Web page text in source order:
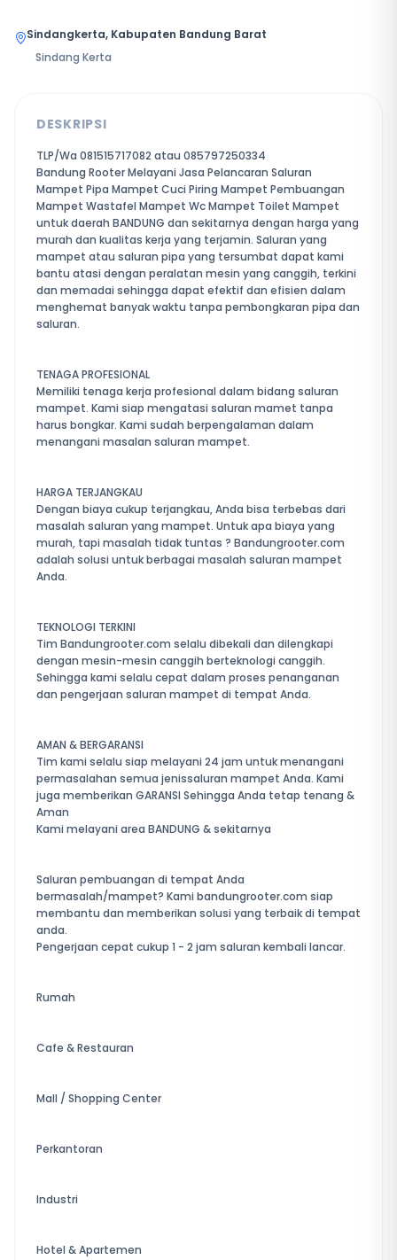
Sindangkerta, Kabupaten Bandung Barat
Sindang Kerta
DESKRIPSI
TLP/Wa 081515717082 atau 085797250334
Bandung Rooter Melayani Jasa Pelancaran Saluran
Mampet Pipa Mampet Cuci Piring Mampet Pembuangan
Mampet Wastafel Mampet Wc Mampet Toilet Mampet
untuk daerah BANDUNG dan sekitarnya dengan harga yang
murah dan kualitas kerja yang terjamin. Saluran yang
mampet atau saluran pipa yang tersumbat dapat kami
bantu atasi dengan peralatan mesin yang canggih, terkini
dan memadai sehingga dapat efektif dan efisien dalam
menghemat banyak waktu tanpa pembongkaran pipa dan
saluran.
TENAGA PROFESIONAL
Memiliki tenaga kerja profesional dalam bidang saluran
mampet. Kami siap mengatasi saluran mamet tanpa
harus bongkar. Kami sudah berpengalaman dalam
menangani masalan saluran mampet.
HARGA TERJANGKAU
Dengan biaya cukup terjangkau, Anda bisa terbebas dari
masalah saluran yang mampet. Untuk apa biaya yang
murah, tapi masalah tidak tuntas ? Bandungrooter.com
adalah solusi untuk berbagai masalah saluran mampet
Anda.
TEKNOLOGI TERKINI
Tim Bandungrooter.com selalu dibekali dan dilengkapi
dengan mesin-mesin canggih berteknologi canggih.
Sehingga kami selalu cepat dalam proses penanganan
dan pengerjaan saluran mampet di tempat Anda.
AMAN & BERGARANSI
Tim kami selalu siap melayani 24 jam untuk menangani
permasalahan semua jenissaluran mampet Anda. Kami
juga memberikan GARANSI Sehingga Anda tetap tenang &
Aman
Kami melayani area BANDUNG & sekitarnya
Saluran pembuangan di tempat Anda
bermasalah/mampet? Kami bandungrooter.com siap
membantu dan memberikan solusi yang terbaik di tempat
anda.
Pengerjaan cepat cukup 1 - 2 jam saluran kembali lancar.
Rumah
Cafe & Restauran
Mall / Shopping Center
Perkantoran
Industri
Hotel & Apartemen